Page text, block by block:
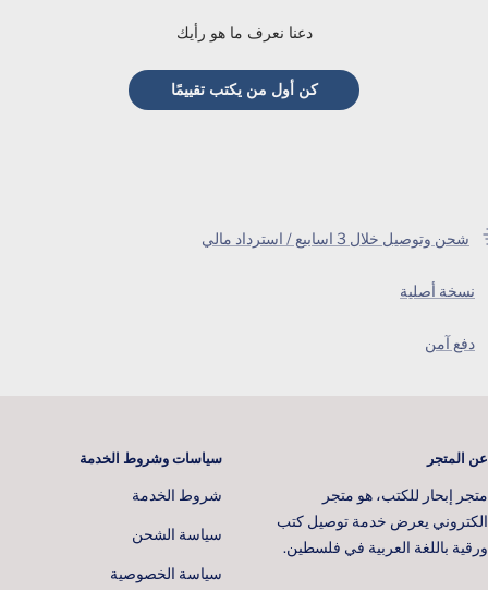
دعنا نعرف ما هو رأيك
كن أول من يكتب تقييمًا
شحن وتوصيل خلال 3 اسابيع / استرداد مالي
نسخة أصلية
دفع آمن
عن المتجر
متجر إبحار للكتب، هو متجر
الكتروني يعرض خدمة توصيل كتب
ورقية باللغة العربية في فلسطين.
سياسات وشروط الخدمة
شروط الخدمة
سياسة الشحن
سياسة الخصوصية